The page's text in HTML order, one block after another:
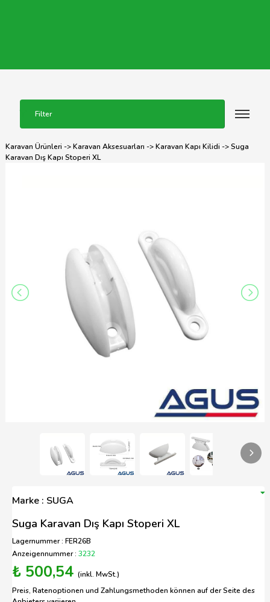
Filter
Karavan Ürünleri ->Karavan Aksesuarları ->Karavan Kapı Kilidi -> Suga
Karavan Dış Kapı Stoperi XL
Marke : SUGA
Suga Karavan Dış Kapı Stoperi XL
Lagernummer : FER26B
Anzeigennummer : 3232
₺ 500,54 (inkl. MwSt.)
Preis, Ratenoptionen und Zahlungsmethoden können auf der Seite des